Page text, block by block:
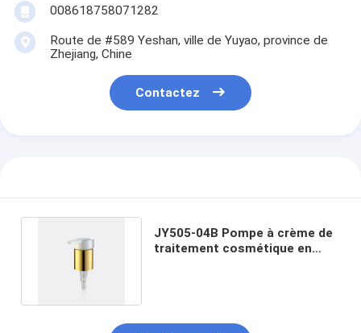
008618758071282
Route de #589 Yeshan, ville de Yuyao, province de
Zhejiang, Chine
Contactez
JY505-04B Pompe à crème de
traitement cosmétique en